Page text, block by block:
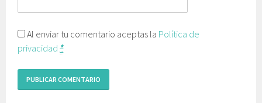
Al enviar tu comentario aceptas la Política de
privacidad *